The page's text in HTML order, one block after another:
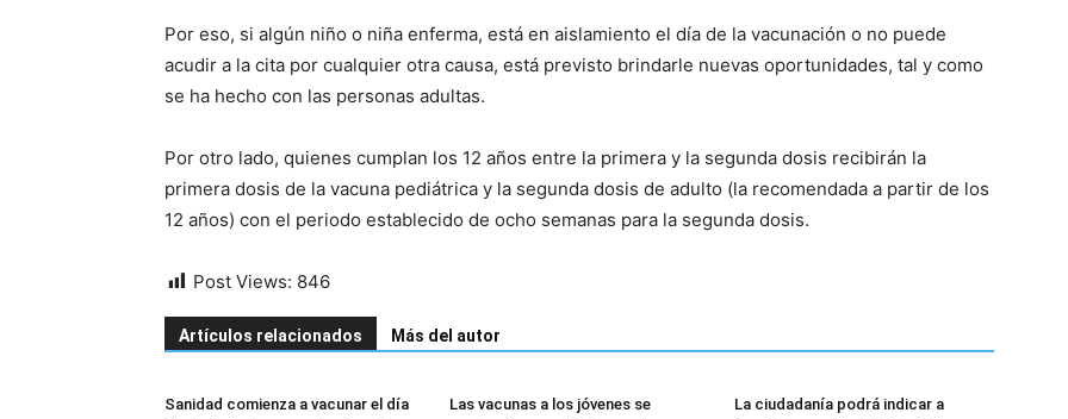
Por eso, si algún niño o niña enferma, está en aislamiento el día de la vacunación o no puede
acudir a la cita por cualquier otra causa, está previsto brindarle nuevas oportunidades, tal y como
se ha hecho con las personas adultas.
Por otro lado, quienes cumplan los 12 años entre la primera y la segunda dosis recibirán la
primera dosis de la vacuna pediátrica y la segunda dosis de adulto (la recomendada a partir de los
12 años) con el periodo establecido de ocho semanas para la segunda dosis.
Post Views: 846
Artículos relacionados Más del autor
Sanidad comienza a vacunar el día
Las vacunas a los jóvenes se
La ciudadanía podrá indicar a